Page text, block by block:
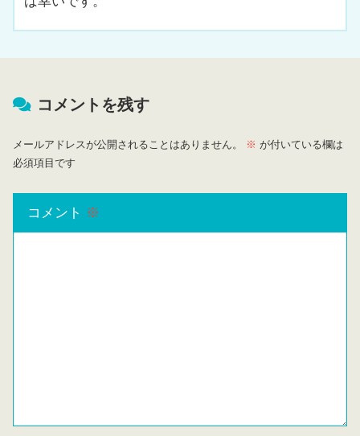
コメントを残す
メールアドレスが公開されることはありません。 ※ が付いている欄は
必須項目です
コメント ※